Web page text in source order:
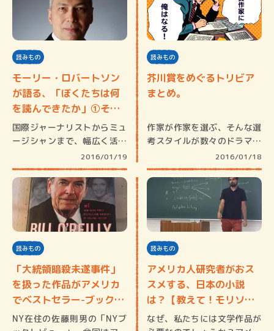
読みもの
モーリー・ロバートソン
が語る、「ぼくたちは何
を読んできたか」①その
青春…
国際ジャーナリストからミュ
ージシャンまで、幅広く活躍
2016/01/19
読みもの
芥川賞をめぐるトリビア
まとめ。
作家が作家を選ぶ、そんな選
考スタイルが数々のドラマを
2016/01/18
読みもの
「大統領暗殺未遂事件」
を扱った作品がアメリカ
でベストセラー-ブックレ
ビ…
NY在住の佐藤則男の「NYブ
読みもの
アメリカ人研究者がおス
スメする、日本の小説
は？【教えて！モリソン
先生・…
なぜ、私たちには文学作品が